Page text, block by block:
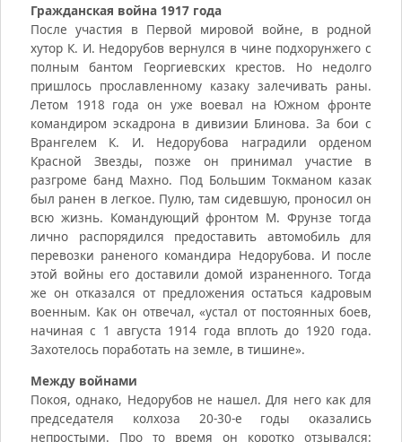
Гражданская война 1917 года
После участия в Первой мировой войне, в родной
хутор К. И. Недорубов вернулся в чине подхорунжего с
полным бантом Георгиевских крестов. Но недолго
пришлось прославленному казаку залечивать раны.
Летом 1918 года он уже воевал на Южном фронте
командиром эскадрона в дивизии Блинова. За бои с
Врангелем К. И. Недорубова наградили орденом
Красной Звезды, позже он принимал участие в
разгроме банд Махно. Под Большим Токманом казак
был ранен в легкое. Пулю, там сидевшую, проносил он
всю жизнь. Командующий фронтом М. Фрунзе тогда
лично распорядился предоставить автомобиль для
перевозки раненого командира Недорубова. И после
этой войны его доставили домой израненного. Тогда
же он отказался от предложения остаться кадровым
военным. Как он отвечал, «устал от постоянных боев,
начиная с 1 августа 1914 года вплоть до 1920 года.
Захотелось поработать на земле, в тишине».
Между войнами
Покоя, однако, Недорубов не нашел. Для него как для
председателя колхоза 20-30-е годы оказались
непростыми. Про то время он коротко отзывался: